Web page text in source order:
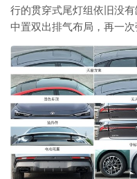
行的贯穿式尾灯组依旧没
中置双出排气布局，再一次